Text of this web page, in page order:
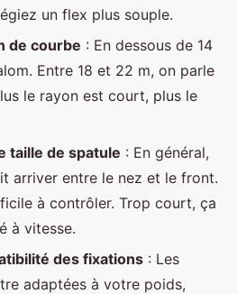
un flex plus souple.
de courbe : En dessous de 14
Entre 18 et 22 m, on parle
le rayon est court, plus le
taille de spatule : En général,
arriver entre le nez et le front.
à contrôler. Trop court, ça
à vitesse.
des fixations : Les
adaptées à votre poids,